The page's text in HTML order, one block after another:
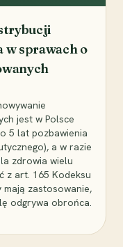
w sprawach o
jest w Polsce
5 lat pozbawienia
a w razie
zdrowia wielu
z art. 165 Kodeksu
mają zastosowanie,
odgrywa obrońca.